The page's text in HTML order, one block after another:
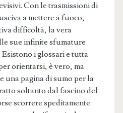
Con le trasmissioni di
a mettere a fuoco,
difficoltà, la vera
sue infinite sfumature
i glossari e tutta
orientarsi, è vero, ma
una pagina di sumo per la
soltanto dal fascino del
scorrere speditamente